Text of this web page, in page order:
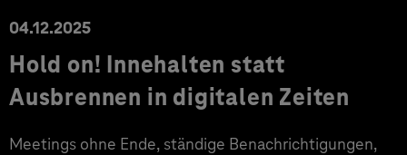
04.12.2025
Hold on! Innehalten statt
Ausbrennen in digitalen Zeiten
Meetings ohne Ende, ständige Benachrichtigungen,